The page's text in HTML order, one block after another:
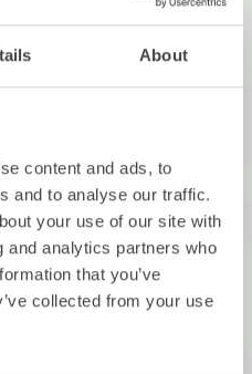
About
content and ads, to
and to analyse our traffic.
your use of our site with
and analytics partners who
that you’ve
collected from your use